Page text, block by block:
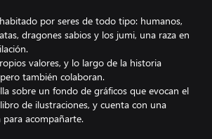
por seres de todo tipo: humanos,
dragones sabios y los jumi, una raza en
valores, y lo largo de la historia
también colaboran.
sobre un fondo de gráficos que evocan el
de ilustraciones, y cuenta con una
acompañarte.